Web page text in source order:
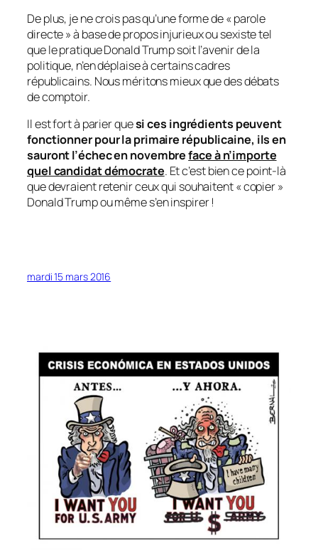
De plus, je ne crois pas qu’une forme de« parole
directe »à base de propos injurieux ou sexiste tel
que le pratique Donald Trump soit l’avenir de la
politique, n’en déplaise à certains cadres
républicains. Nous méritons mieux que des débats
de comptoir.
Il est fort à parier quesi ces ingrédients peuvent
fonctionner pour la primaire républicaine, ils en
sauront l’échec en novembreface à n’importe
quel candidat démocrate. Et c’est bien ce point-là
que devraient retenir ceux qui souhaitent« copier »
Donald Trump ou même s’en inspirer !
mardi 15 mars 2016